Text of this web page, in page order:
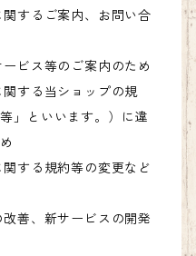
関するご案内、お問い合
ービス等のご案内のため
関する当ショップの規
」といいます。）に違
関する規約等の変更など
改善、新サービスの開発